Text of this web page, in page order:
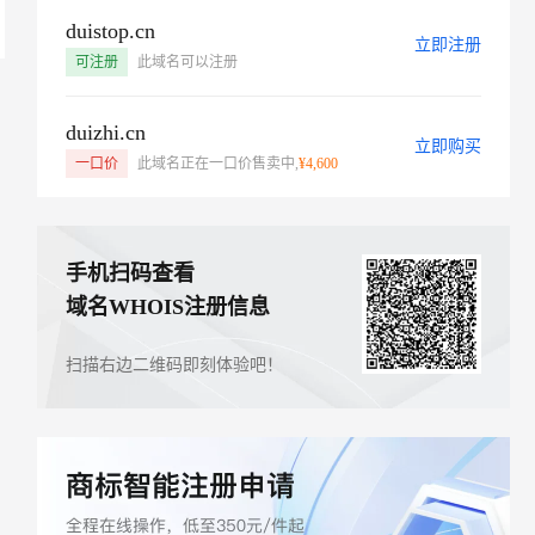
duistop.cn
可注册 此域名可以注册
立即注册
duizhi.cn
一口价 此域名正在一口价售卖中,¥4,600
立即购买
手机扫码查看
域名WHOIS注册信息
扫描右边二维码即刻体验吧！